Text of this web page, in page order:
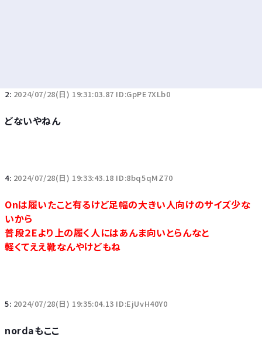
2: 2024/07/28(日) 19:31:03.87 ID:GpPE7XLb0
どないやねん
4: 2024/07/28(日) 19:33:43.18 ID:8bq5qMZ70
Onは履いたこと有るけど足幅の大きい人向けのサイズ少な
いから
普段２Eより上の履く人にはあんま向いとらんなと
軽くてええ靴なんやけどもね
5: 2024/07/28(日) 19:35:04.13 ID:EjUvH40Y0
nordaもここ